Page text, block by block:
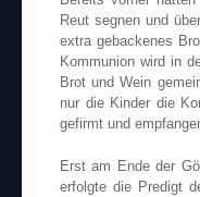
Reut segnen und
extra gebackenes
Kommunion wird in
Brot und Wein
nur die Kinder die
gefirmt und
Erst am Ende der
erfolgte die Predigt